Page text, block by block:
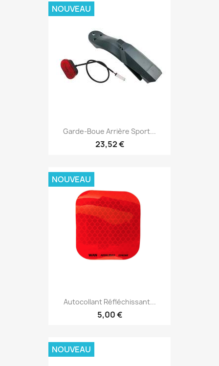
Garde-Boue Arrière Sport...
23,52 €
NOUVEAU
Autocollant Réfléchissant...
5,00 €
NOUVEAU
NOUVEAU